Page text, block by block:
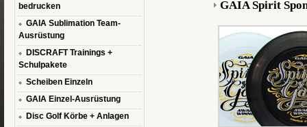
bedrucken
GAIA Sublimation Team-
Ausrüstung
DISCRAFT Trainings +
Schulpakete
Scheiben Einzeln
GAIA Einzel-Ausrüstung
Disc Golf Körbe + Anlagen
GAIA Spirit